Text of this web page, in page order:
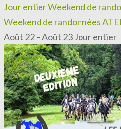
Jour entierWeekend de
Weekend de randonnées
Août 22 – Août 23Jour entier